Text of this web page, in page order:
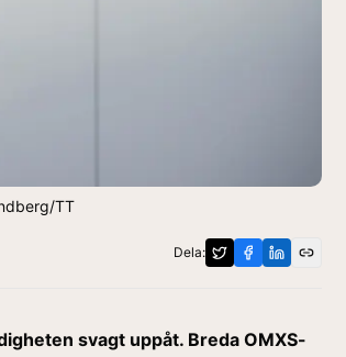
TT
Dela:
svagt uppåt. Breda OMXS-